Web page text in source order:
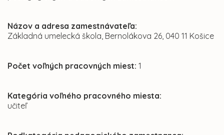
Názov a adresa zamestnávateľa:
Základná umelecká škola, Bernolákova 26, 040 11 Košice
Počet voľných pracovných miest: 1
Kategória voľného pracovného miesta:
učiteľ